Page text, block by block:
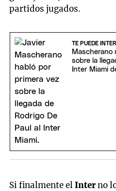
partidos jugados.
TE PUEDE
Mascherano
sobre la
Inter Miami
Si finalmente elInterno